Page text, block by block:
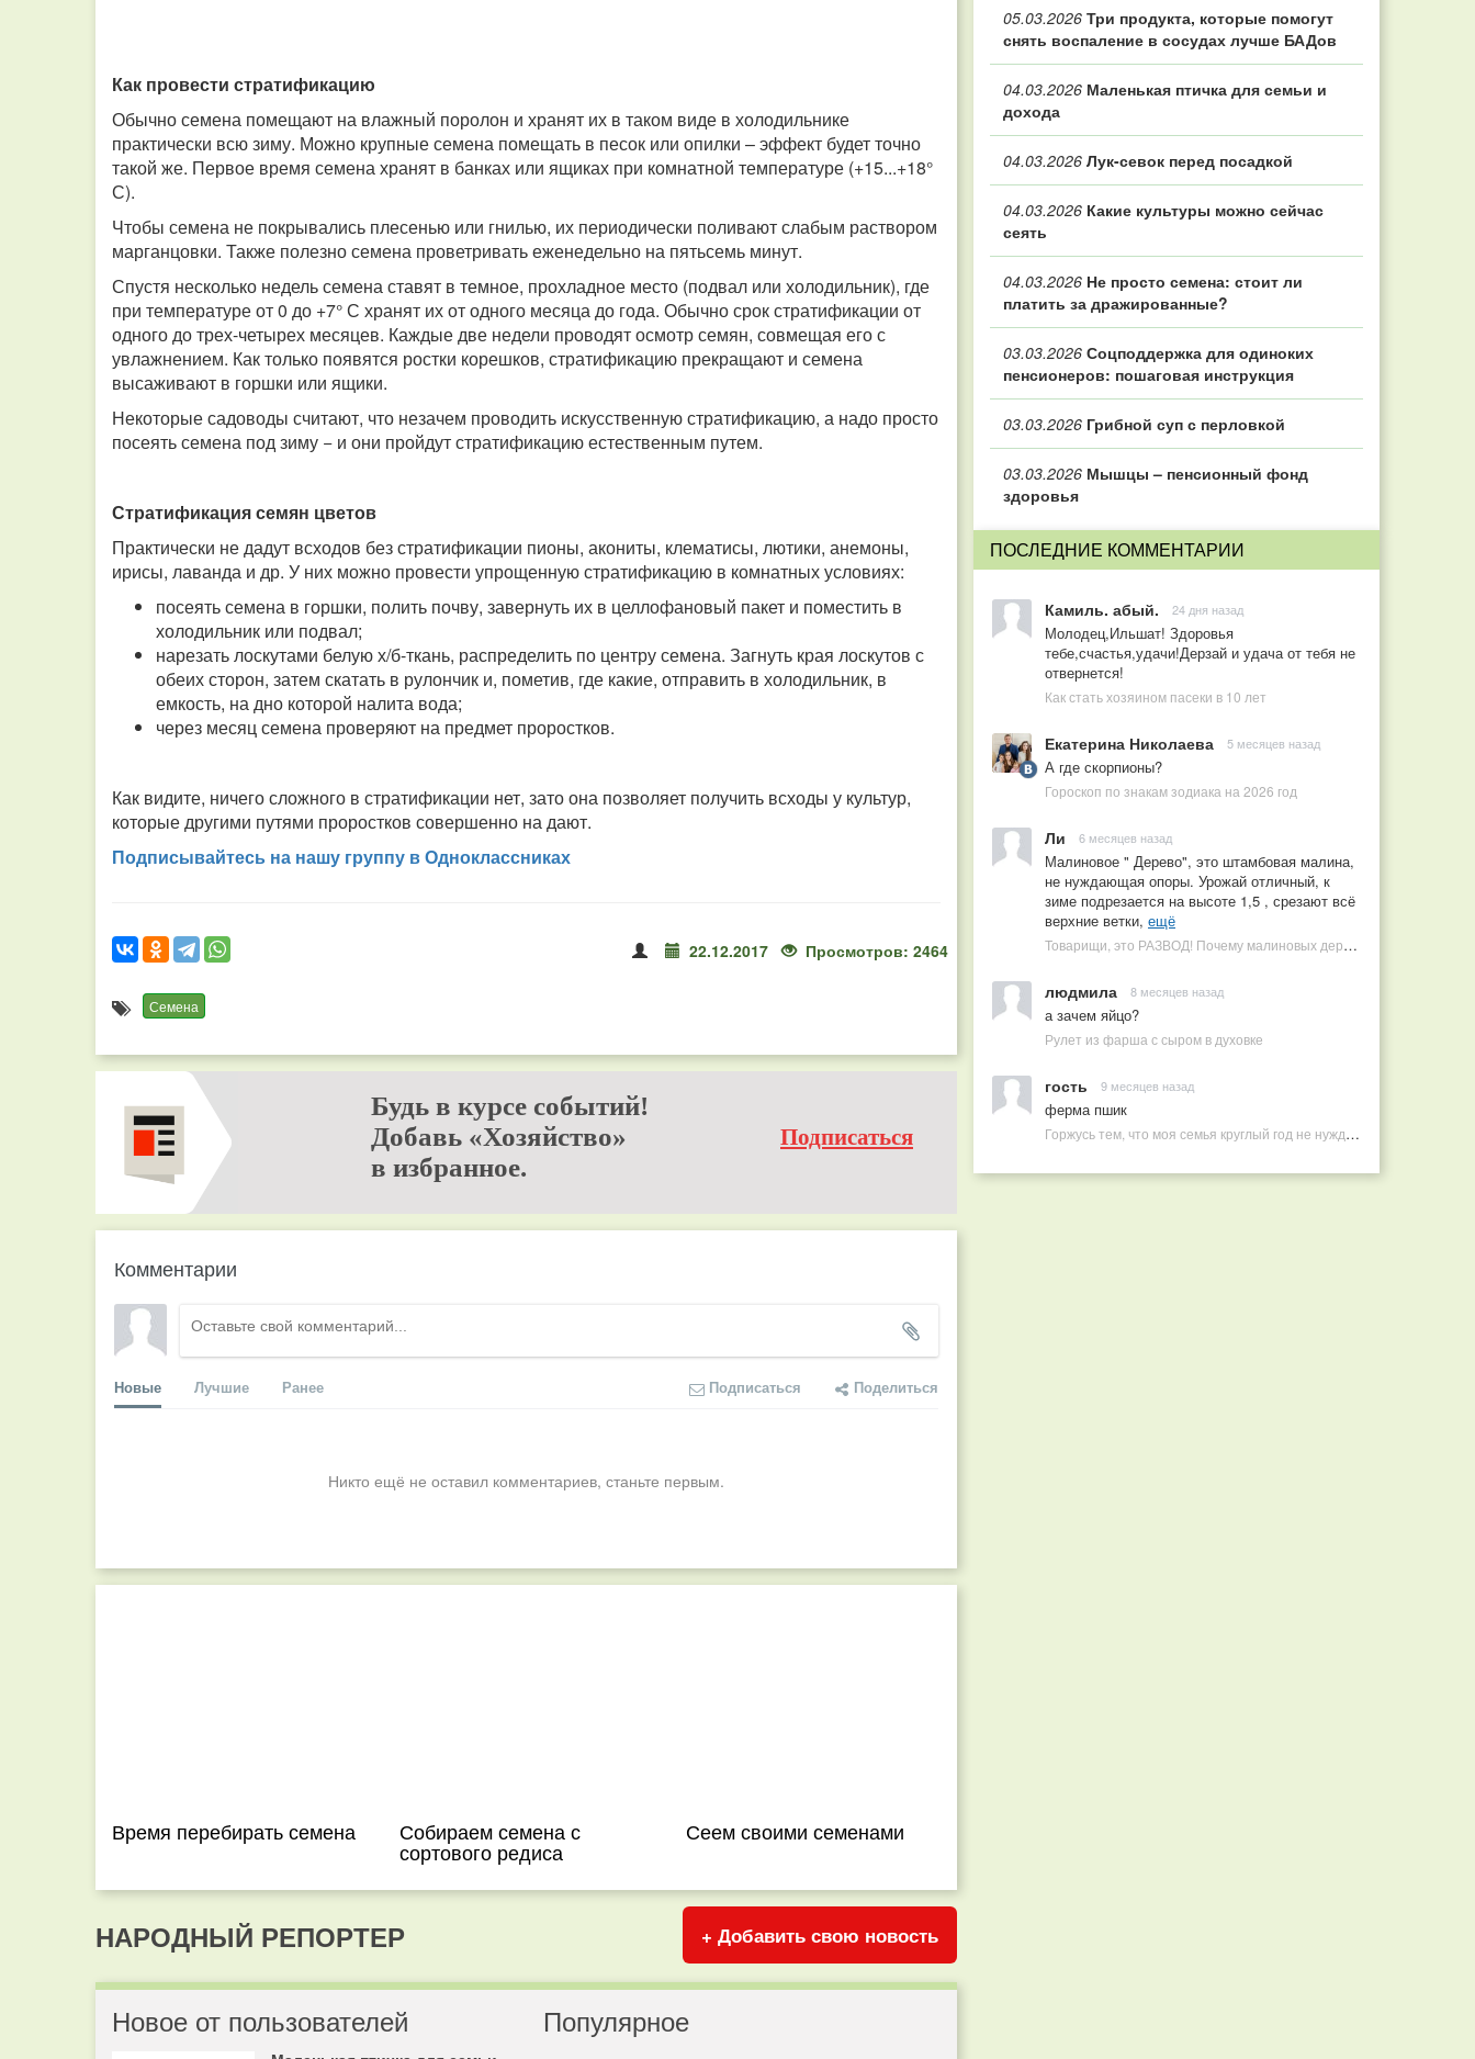
Как провести стратификацию
Обычно семена помещают на влажный поролон и хранят их в таком виде в холодильнике
практически всю зиму. Можно крупные семена помещать в песок или опилки – эффект будет точно
такой же. Первое время семена хранят в банках или ящиках при комнатной температуре (+15...+18°
С).
Чтобы семена не покрывались плесенью или гнилью, их периодически поливают слабым раствором
марганцовки. Также полезно семена проветривать еженедельно на пятьсемь минут.
Спустя несколько недель семена ставят в темное, прохладное место (подвал или холодильник), где
при температуре от 0 до +7° С хранят их от одного месяца до года. Обычно срок стратификации от
одного до трех-четырех месяцев. Каждые две недели проводят осмотр семян, совмещая его с
увлажнением. Как только появятся ростки корешков, стратификацию прекращают и семена
высаживают в горшки или ящики.
Некоторые садоводы считают, что незачем проводить искусственную стратификацию, а надо просто
посеять семена под зиму − и они пройдут стратификацию естественным путем.
Стратификация семян цветов
Практически не дадут всходов без стратификации пионы, акониты, клематисы, лютики, анемоны,
ирисы, лаванда и др. У них можно провести упрощенную стратификацию в комнатных условиях:
посеять семена в горшки, полить почву, завернуть их в целлофановый пакет и поместить в
холодильник или подвал;
нарезать лоскутами белую х/б-ткань, распределить по центру семена. Загнуть края лоскутов с
обеих сторон, затем скатать в рулончик и, пометив, где какие, отправить в холодильник, в
емкость, на дно которой налита вода;
через месяц семена проверяют на предмет проростков.
Как видите, ничего сложного в стратификации нет, зато она позволяет получить всходы у культур,
которые другими путями проростков совершенно на дают.
Подписывайтесь на нашу группу в Одноклассниках
22.12.2017 Просмотров: 2464
Семена
Будь в курсе событий!
Добавь «Хозяйство»
в избранное.
Подписаться
Комментарии
Новые Лучшие Ранее Подписаться Поделиться
Никто ещё не оставил комментариев, станьте первым.
Время перебирать семена Собираем семена с
сортового редиса
Сеем своими семенами
НАРОДНЫЙ РЕПОРТЕР + Добавить свою новость
Новое от пользователей Популярное
05.03.2026 Три продукта, которые помогут
снять воспаление в сосудах лучше БАДов
04.03.2026 Маленькая птичка для семьи и
дохода
04.03.2026 Лук-севок перед посадкой
04.03.2026 Какие культуры можно сейчас
сеять
04.03.2026 Не просто семена: стоит ли
платить за дражированные?
03.03.2026 Соцподдержка для одиноких
пенсионеров: пошаговая инструкция
03.03.2026 Грибной суп с перловкой
03.03.2026 Мышцы – пенсионный фонд
здоровья
ПОСЛЕДНИЕ КОММЕНТАРИИ
Камиль. абый. 24 дня назад
Молодец,Ильшат! Здоровья
тебе,счастья,удачи!Дерзай и удача от тебя не
отвернется!
Как стать хозяином пасеки в 10 лет
Екатерина Николаева 5 месяцев назад
А где скорпионы?
Гороскоп по знакам зодиака на 2026 год
Ли 6 месяцев назад
Малиновое " Дерево", это штамбовая малина,
не нуждающая опоры. Урожай отличный, к
зиме подрезается на высоте 1,5 , срезают всё
верхние ветки, ещё
Товарищи, это РАЗВОД! Почему малиновых деревьев не бывает, или Как ушлые продавцы наживаются на мечтах садоводов
людмила 8 месяцев назад
а зачем яйцо?
Рулет из фарша с сыром в духовке
гость 9 месяцев назад
ферма пшик
Горжусь тем, что моя семья круглый год не нуждается в покупных витаминах